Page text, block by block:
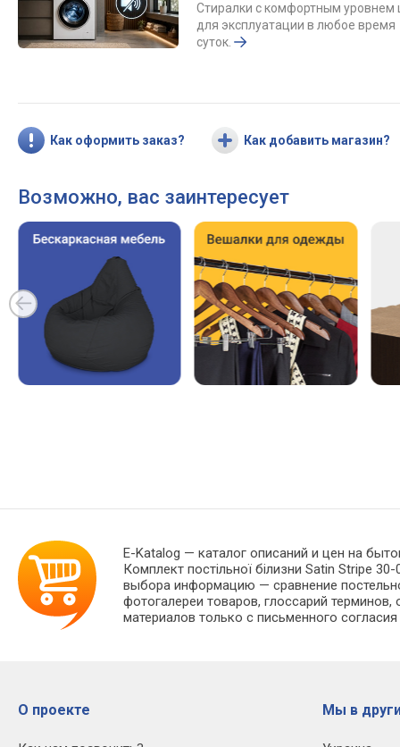
Стиралки с комфортным уровнем
для эксплуатации в любое время
суток.
Как оформить заказ? Как добавить магазин?
Возможно, вас заинтересует
E-Katalog — каталог описаний и цен на
Комплект постільної білизни Satin Stripe
выбора информацию — сравнение
фотогалереи товаров, глоссарий
материалов только с письменного
О проекте Мы в